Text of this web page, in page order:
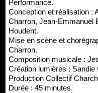
Performance.
Conception et réalisation :
Charron, Jean-Emmanuel
Houdent.
Mise en scène et
Charron.
Composition musicale :
Création lumières : Sandie
Production Collectif
Durée : 45 minutes.